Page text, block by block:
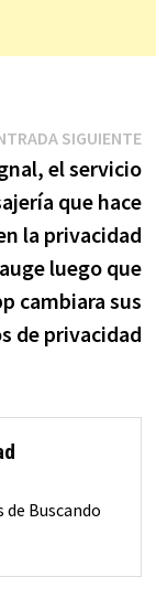
SIGUIENTE
el servicio
que hace
la privacidad
luego que
cambiara sus
de privacidad
Buscando